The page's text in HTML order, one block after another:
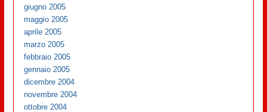
giugno 2005
maggio 2005
aprile 2005
marzo 2005
febbraio 2005
gennaio 2005
dicembre 2004
novembre 2004
ottobre 2004